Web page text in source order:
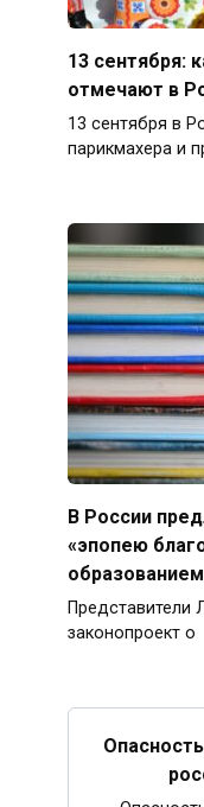
13 сентября:
отмечают в
13 сентября в
парикмахера и
В России
«эпопею
Представители
законопроект о